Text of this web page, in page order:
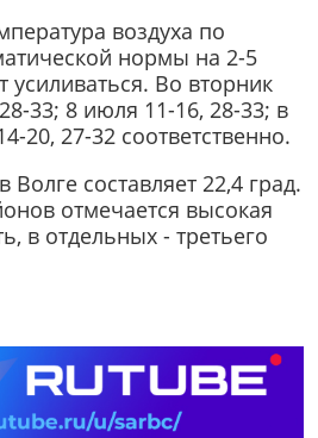
воздуха по
нормы на 2-5
усиливаться. Во вторник
33; 8 июля 11-16, 28-33; в
20, 27-32 соответственно.
составляет 22,4 град.
отмечается высокая
в отдельных - третьего